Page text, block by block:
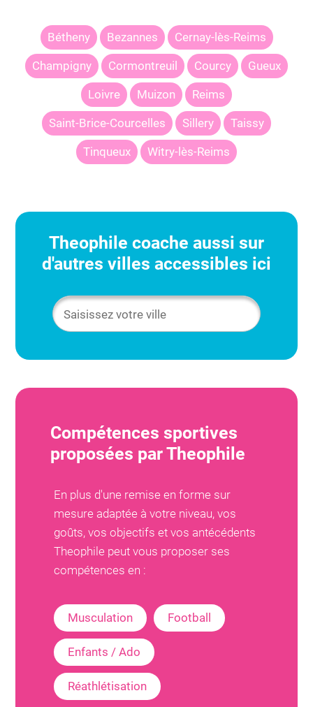
Bétheny Bezannes Cernay-lès-Reims
Champigny Cormontreuil Courcy Gueux
Loivre Muizon Reims
Saint-Brice-Courcelles Sillery Taissy
Tinqueux Witry-lès-Reims
Theophile coache aussi sur
d'autres villes accessibles ici
Compétences sportives
proposées parTheophile
En plus d'une remise en forme sur
mesure adaptée à votre niveau, vos
goûts, vos objectifs et vos antécédents
Theophile peut vous proposer ses
compétences en :
Musculation Football
Enfants / Ado
Réathlétisation